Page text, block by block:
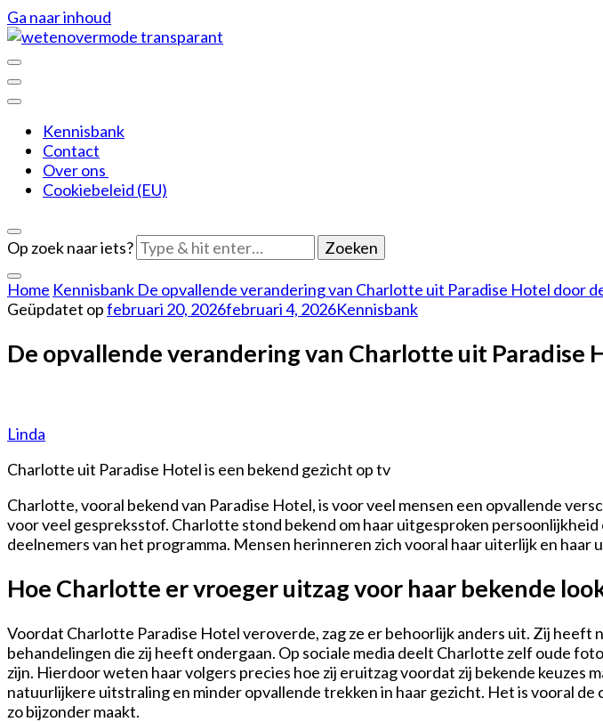
Ga naar inhoud
Weten over mode
Kennisbank
Contact
Over ons
Cookiebeleid (EU)
Op zoek naar iets?
Home Kennisbank De opvallende verandering van Charlotte uit Paradise Hotel door
Geüpdatet opfebruari 20, 2026februari 4, 2026Kennisbank
De opvallende verandering van Charlotte uit Paradise
Linda
Charlotte uit Paradise Hotel is een bekend gezicht op tv
Charlotte, vooral bekend van Paradise Hotel, is voor veel mensen een opvallende
voor veel gespreksstof. Charlotte stond bekend om haar uitgesproken
deelnemers van het programma. Mensen herinneren zich vooral haar uiterlijk en
Hoe Charlotte er vroeger uitzag voor haar bekende
Voordat Charlotte Paradise Hotel veroverde, zag ze er behoorlijk anders uit. Zij heeft
behandelingen die zij heeft ondergaan. Op sociale media deelt Charlotte zelf oude
zijn. Hierdoor weten haar volgers precies hoe zij eruitzag voordat zij bekende keuzes
natuurlijkere uitstraling en minder opvallende trekken in haar gezicht. Het is vooral
zo bijzonder maakt.